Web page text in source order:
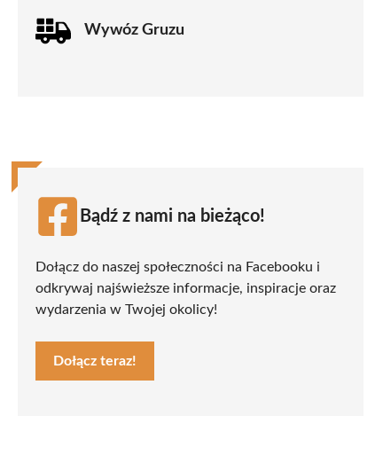
Wywóz Gruzu
Bądź z nami na bieżąco!
Dołącz do naszej społeczności na Facebooku i
odkrywaj najświeższe informacje, inspiracje oraz
wydarzenia w Twojej okolicy!
Dołącz teraz!